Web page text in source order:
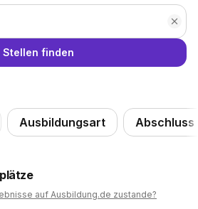
Stellen finden
Ausbildungsart Abschluss
auf Ausbildung.de zustande?